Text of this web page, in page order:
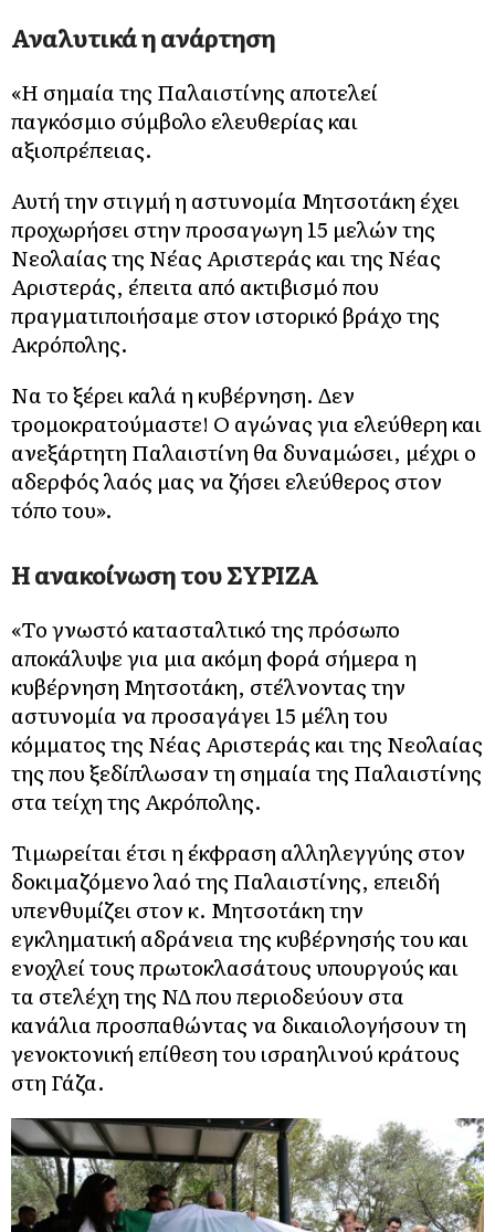
Αναλυτικά η ανάρτηση
«Η σημαία της Παλαιστίνης αποτελεί
παγκόσμιο σύμβολο ελευθερίας και
αξιοπρέπειας.
Αυτή την στιγμή η αστυνομία Μητσοτάκη έχει
προχωρήσει στην προσαγωγη 15 μελών της
Νεολαίας της Νέας Αριστεράς και της Νέας
Αριστεράς, έπειτα από ακτιβισμό που
πραγματιποιήσαμε στον ιστορικό βράχο της
Ακρόπολης.
Να το ξέρει καλά η κυβέρνηση. Δεν
τρομοκρατούμαστε! Ο αγώνας για ελεύθερη και
ανεξάρτητη Παλαιστίνη θα δυναμώσει, μέχρι ο
αδερφός λαός μας να ζήσει ελεύθερος στον
τόπο του».
Η ανακοίνωση του ΣΥΡΙΖΑ
«Το γνωστό κατασταλτικό της πρόσωπο
αποκάλυψε για μια ακόμη φορά σήμερα η
κυβέρνηση Μητσοτάκη, στέλνοντας την
αστυνομία να προσαγάγει 15 μέλη του
κόμματος της Νέας Αριστεράς και της Νεολαίας
της που ξεδίπλωσαν τη σημαία της Παλαιστίνης
στα τείχη της Ακρόπολης.
Τιμωρείται έτσι η έκφραση αλληλεγγύης στον
δοκιμαζόμενο λαό της Παλαιστίνης, επειδή
υπενθυμίζει στον κ. Μητσοτάκη την
εγκληματική αδράνεια της κυβέρνησής του και
ενοχλεί τους πρωτοκλασάτους υπουργούς και
τα στελέχη της ΝΔ που περιοδεύουν στα
κανάλια προσπαθώντας να δικαιολογήσουν τη
γενοκτονική επίθεση του ισραηλινού κράτους
στη Γάζα.